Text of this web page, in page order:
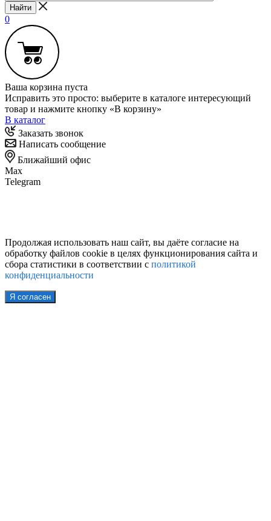
Найти
0
Ваша корзина пуста
Исправить это просто: выберите в каталоге интересующий
товар и нажмите кнопку «В корзину»
В каталог
Заказать звонок
Написать сообщение
Ближайший офис
Max
Telegram
Продолжая использовать наш сайт, вы даёте согласие на
обработку файлов cookie в целях функционирования сайта и
сбора статистики в соответствии с политикой
конфиденциальности
Я согласен